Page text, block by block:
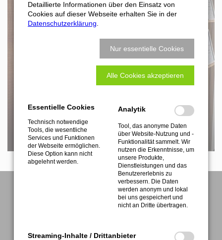
Detaillierte Informationen über den Einsatz von
Cookies auf dieser Webseite erhalten Sie in der
Datenschutzerklärung.
Nur essentielle Cookies
Alle Cookies akzeptieren
Essentielle Cookies
Technisch notwendige
Tools, die wesentliche
Services und Funktionen
der Webseite ermöglichen.
Diese Option kann nicht
abgelehnt werden.
Analytik
Tool, das anonyme Daten
über Website-Nutzung und -
Funktionalität sammelt. Wir
nutzen die Erkenntnisse, um
unsere Produkte,
Dienstleistungen und das
Benutzererlebnis zu
verbessern. Die Daten
werden anonym und lokal
bei uns gespeichert und
nicht an Dritte übertragen.
Streaming-Inhalte / Drittanbieter
Download Rücklieferschein